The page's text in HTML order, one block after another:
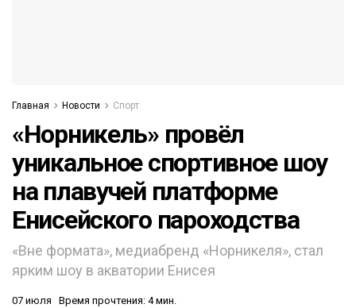
Главная Новости Спорт
«Норникель» провёл
уникальное спортивное шоу
на плавучей платформе
Енисейского пароходства
«Вне формата», медиабренд «Норникеля», стал
ярким шоу в акватории Енисея
07 июля Время прочтения: 4 мин.